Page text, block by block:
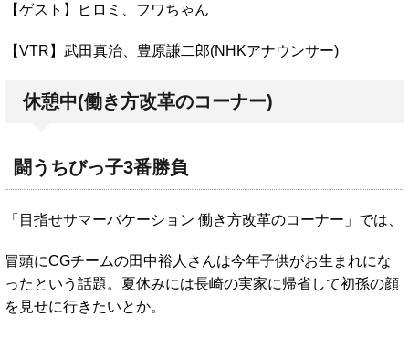
【ゲスト】ヒロミ、フワちゃん
【VTR】武田真治、豊原謙二郎(NHKアナウンサー)
休憩中(働き方改革のコーナー)
闘うちびっ子3番勝負
「目指せサマーバケーション 働き方改革のコーナー」では、
冒頭にCGチームの田中裕人さんは今年子供がお生まれにな
ったという話題。夏休みには長崎の実家に帰省して初孫の顔
を見せに行きたいとか。